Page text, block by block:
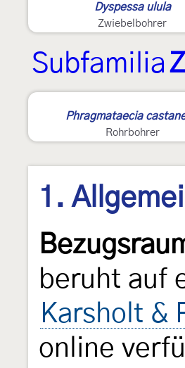
Dyspessa ulula
Zwiebelbohrer
Subfamilia
Phragmataecia
Rohrbohrer
1.
beruht auf
Karsholt &
online